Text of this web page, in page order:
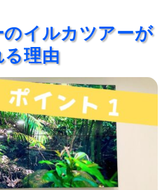
のイルカツアーが
理由